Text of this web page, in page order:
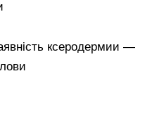
ксеродермии —